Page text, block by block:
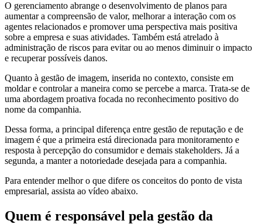
O gerenciamento abrange o desenvolvimento de planos para
aumentar a compreensão de valor, melhorar a interação com os
agentes relacionados e promover uma perspectiva mais positiva
sobre a empresa e suas atividades. Também está atrelado à
administração de riscos para evitar ou ao menos diminuir o impacto
e recuperar possíveis danos.
Quanto à gestão de imagem, inserida no contexto, consiste em
moldar e controlar a maneira como se percebe a marca. Trata-se de
uma abordagem proativa focada no reconhecimento positivo do
nome da companhia.
Dessa forma, a principal diferença entre gestão de reputação e de
imagem é que a primeira está direcionada para monitoramento e
resposta à percepção do consumidor e demais stakeholders. Já a
segunda, a manter a notoriedade desejada para a companhia.
Para entender melhor o que difere os conceitos do ponto de vista
empresarial, assista ao vídeo abaixo.
Quem é responsável pela gestão da